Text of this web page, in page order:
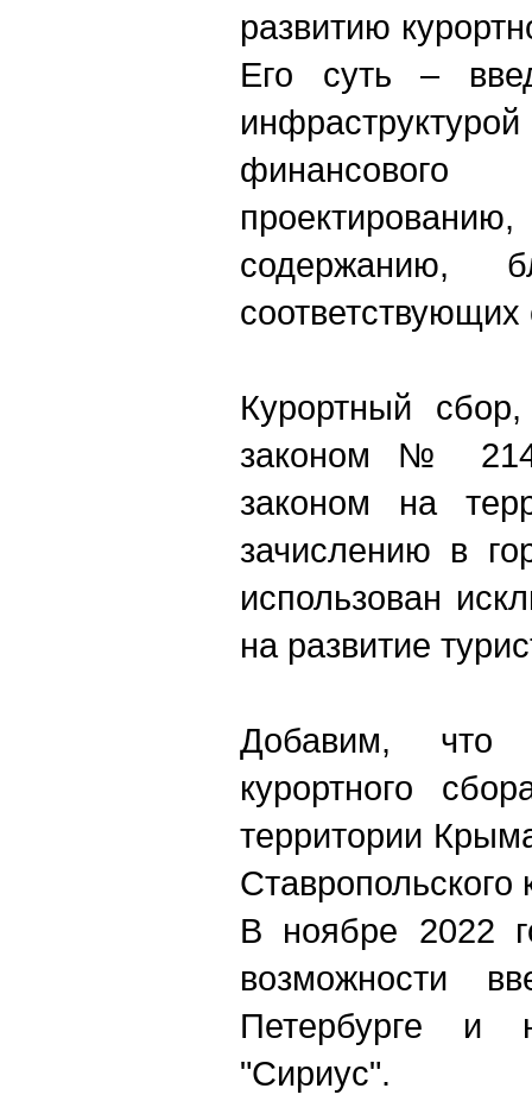
развитию
Его суть –
проектированию,
содержанию,
соответствующих
Курортный
законом №
законом на
зачислению в
использован
на развитие
Добавим, что
курортного
территории
Ставропольского
В ноябре 2022
возможности
Петербурге и
"Сириус".